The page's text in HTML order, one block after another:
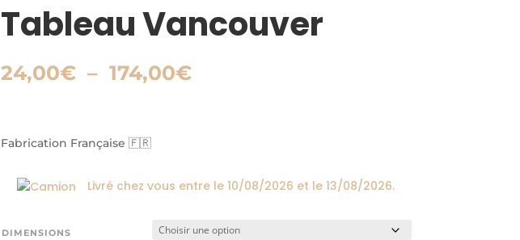
Tableau Vancouver
24,00€ – 174,00€Plage
Fabrication Française 🇫🇷
Livré chez vous entre le10/08/2026 et le13/08/2026.
DIMENSIONS